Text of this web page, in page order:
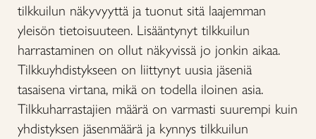
tilkkuilun näkyvyyttä ja tuonut sitä laajemman
yleisön tietoisuuteen. Lisääntynyt tilkkuilun
harrastaminen on ollut näkyvissä jo jonkin aikaa.
Tilkkuyhdistykseen on liittynyt uusia jäseniä
tasaisena virtana, mikä on todella iloinen asia.
Tilkkuharrastajien määrä on varmasti suurempi kuin
yhdistyksen jäsenmäärä ja kynnys tilkkuilun